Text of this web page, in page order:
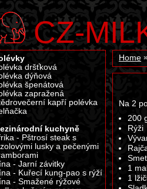
CZ-
Home
Na 2
200
Rýži
1
1
dršťková
dýňová
špenátová
zapražená
kapří polévka
kuchyně
- Pštrosí steak s
lusky a pečenými
- Jarní závitky
- Kuřecí kung-pao s rýží
- Smažené rýžové